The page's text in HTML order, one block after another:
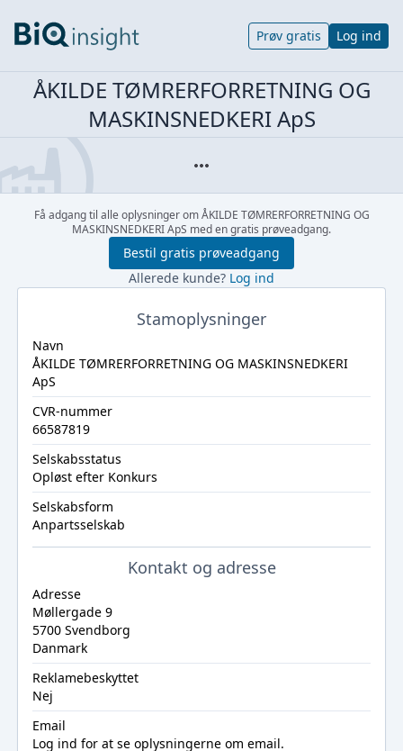
Prøv gratis Log ind
ÅKILDE TØMRERFORRETNING OG
MASKINSNEDKERI ApS
Få adgang til alle oplysninger om ÅKILDE TØMRERFORRETNING OG
MASKINSNEDKERI ApS med en gratis prøveadgang.
Bestil gratis prøveadgang
Allerede kunde? Log ind
Stamoplysninger
Navn
ÅKILDE TØMRERFORRETNING OG MASKINSNEDKERI
ApS
CVR-nummer
66587819
Selskabsstatus
Opløst efter Konkurs
Selskabsform
Anpartsselskab
Kontakt og adresse
Adresse
Møllergade 9
5700 Svendborg
Danmark
Reklamebeskyttet
Nej
Email
Log ind for at se oplysningerne om email.